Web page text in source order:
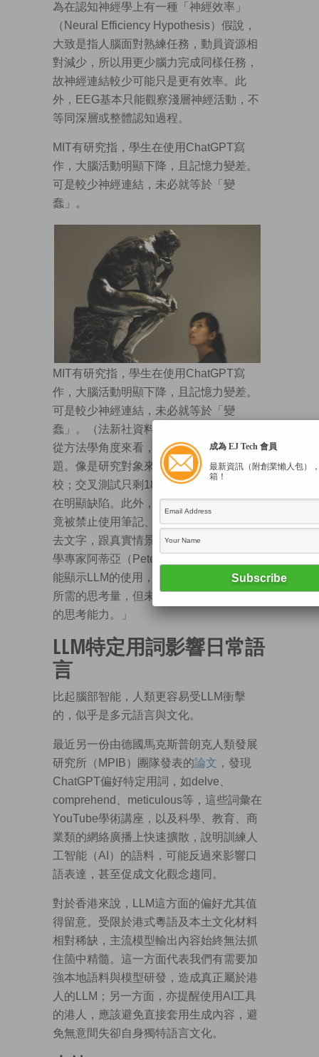
為在認知神經學上有一種「神經效率」
（Neural Efficiency Hypothesis）假說，
大致是指人腦面對熟練任務，動員資源相
對減少，所以用更少腦力完成同樣任務，
故神經連結較少可能只是更有效率。此
外，EEG基本只能觀察淺層神經活動，不
等同深層或整體認知過程。
MIT有研究指，學生在使用ChatGPT寫
作，大腦活動明顯下降，且記憶力變差。
可是較少神經連結，未必就等於「變
蠢」。
MIT有研究指，學生在使用ChatGPT寫
作，大腦活動明顯下降，且記憶力變差。
可是較少神經連結，未必就等於「變
蠢」。（法新社資料圖片）
從方法學角度來看，MIT研究亦有不少問
題。像是研究對象來自MIT、哈佛等美國名
校；交叉測試只剩18人參與，抽樣過程存
在明顯缺陷。此外，受試者以AI寫作時，
竟被禁止使用筆記、網頁瀏覽器或重溫過
去文字，跟真實情景有極大落差。知名醫
學專家阿蒂亞（Peter Attia）
能顯示LLM的使用，減少了完成寫作任務
所需的思考量，但未顯示其削弱了參與者
的思考能力。」
LLM特定用詞影響日常語
言
比起腦部智能，人類更容易受LLM衝擊
的，似乎是多元語言與文化。
最近另一份由德國馬克斯普朗克人類發展
研究所（MPIB）團隊發表的論文 ，發現
ChatGPT偏好特定用詞，如delve、
comprehend、meticulous等，這些詞彙在
YouTube學術講座，以及科學、教育、商
業類的網絡廣播上快速擴散，說明訓練人
工智能（AI）的語料，可能反過來影響口
語表達，甚至促成文化觀念趨同。
對於香港來說，LLM這方面的偏好尤其值
得留意。受限於港式粵語及本土文化材料
相對稀缺，主流模型輸出內容始終無法抓
住箇中精髓。這一方面代表我們有需要加
強本地語料與模型研發，造成真正屬於港
人的LLM；另一方面，亦提醒使用AI工具
的港人，應該避免直接套用生成內容，避
免無意間失卻自身獨特語言文化。
成為 EJ Tech 會員
最新資訊（附創業懶人包）
箱！